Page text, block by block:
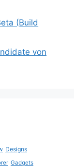
(Build
von
Designs
Gadgets